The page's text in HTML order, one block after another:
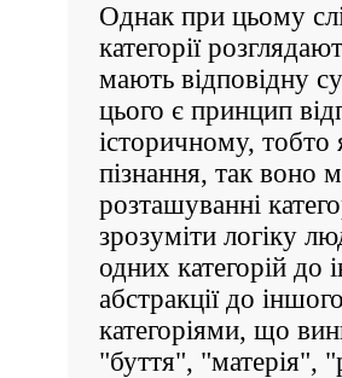
Однак при цьому
категорії
мають відповідну
цього є принцип
історичному, тобто
пізнання, так воно
розташуванні
зрозуміти логіку
одних категорій до
абстракції до
категоріями, що
"буття", "матерія",